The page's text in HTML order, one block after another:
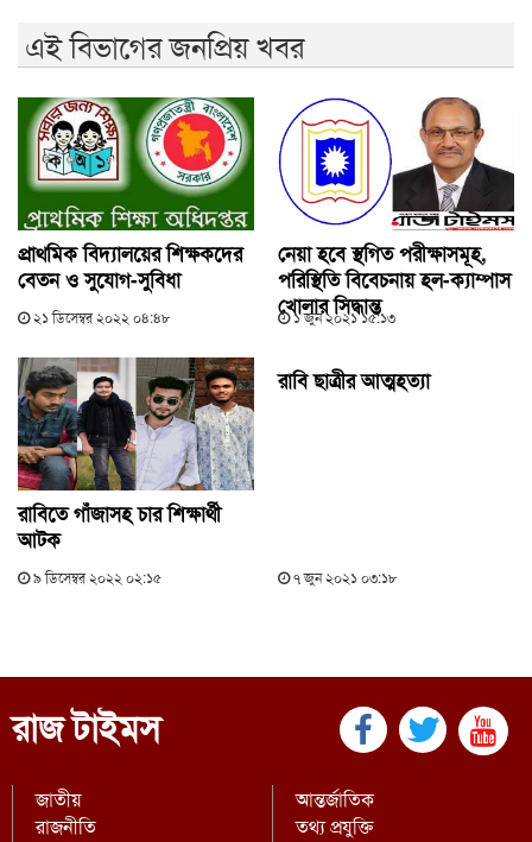
এই বিভাগের জনপ্রিয় খবর
প্রাথমিক বিদ্যালয়ের শিক্ষকদের
বেতন ও সুযোগ-সুবিধা
২১ ডিসেম্বর ২০২২ ০৪:৪৮
নেয়া হবে স্থগিত পরীক্ষাসমূহ,
পরিস্থিতি বিবেচনায় হল-ক্যাম্পাস
খোলার সিদ্ধান্ত
১ জুন ২০২১ ১৫:১৩
রাবিতে গাঁজাসহ চার শিক্ষার্থী
আটক
৯ ডিসেম্বর ২০২২ ০২:১৫
রাবি ছাত্রীর আত্মহত্যা
৭ জুন ২০২১ ০৩:১৮
রাজ টাইমস
জাতীয়
রাজনীতি
আন্তর্জাতিক
তথ্য প্রযুক্তি